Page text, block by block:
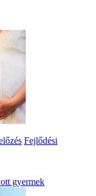
Fejlődési
gyermek